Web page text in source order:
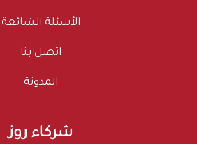
الأسئلة الشائعة
اتصل بنا
المدونة
شركاء روز